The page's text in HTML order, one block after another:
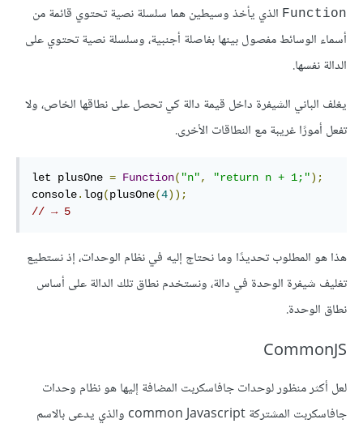
Function الذي يأخذ وسيطين هما سلسلة نصية تحتوي قائمة من
أسماء الوسائط مفصول بينها بفاصلة أجنبية، وسلسلة نصية تحتوي على
الدالة نفسها.
يغلف الباني الشيفرة داخل قيمة دالة كي تحصل على نطاقها الخاص، ولا
تفعل أمورًا غريبة مع النطاقات الأخرى.
let plusOne = Function( "n", "return n + 1;");
console. log(plusOne(4));
// → 5
هذا هو المطلوب تحديدًا وما نحتاج إليه في نظام الوحدات، إذ نستطيع
تغليف شيفرة الوحدة في دالة، ونستخدم نطاق تلك الدالة على أساس
نطاق الوحدة.
CommonJS
لعل أكثر منظور لوحدات جافاسكربت المضافة إليها هو نظام وحدات
جافاسكربت المشتركة common Javascript والذي يدعى بالاسم